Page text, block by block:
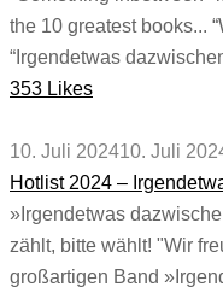
the 10 greatest books...
“Irgendetwas
353 Likes
10. Juli 202410. Juli
Hotlist 2024 –
»Irgendetwas
zählt, bitte wählt! "Wir
großartigen Band